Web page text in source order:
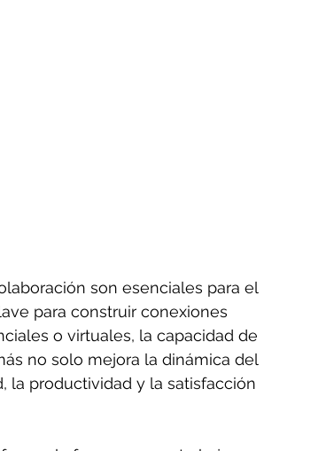
son esenciales para el
para construir conexiones
o virtuales, la capacidad de
no solo mejora la dinámica del
la productividad y la satisfacción